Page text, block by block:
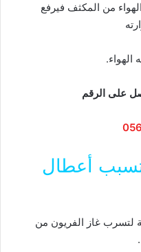
من المكثف فيرفع
على الرقم
أعطال
لتسرب غاز الفريون من